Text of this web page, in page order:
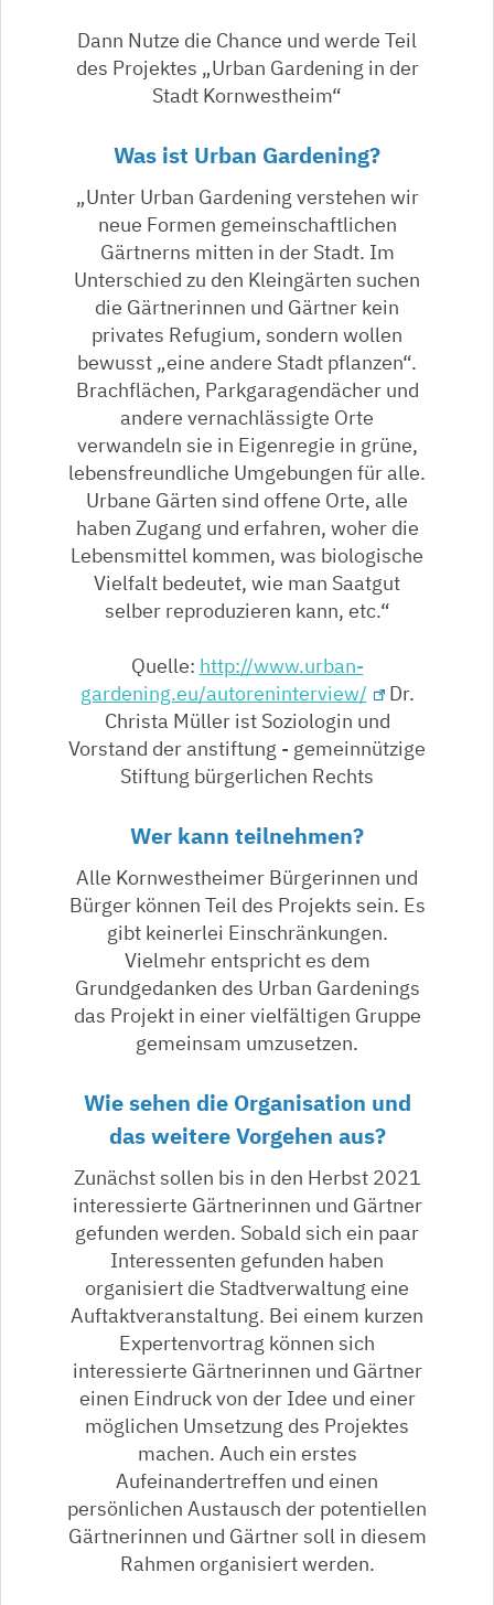
Dann Nutze die Chance und werde Teil
des Projektes „Urban Gardening in der
Stadt Kornwestheim“
Was ist Urban Gardening?
„Unter Urban Gardening verstehen wir
neue Formen gemeinschaftlichen
Gärtnerns mitten in der Stadt. Im
Unterschied zu den Kleingärten suchen
die Gärtnerinnen und Gärtner kein
privates Refugium, sondern wollen
bewusst „eine andere Stadt pflanzen“.
Brachflächen, Parkgaragendächer und
andere vernachlässigte Orte
verwandeln sie in Eigenregie in grüne,
lebensfreundliche Umgebungen für alle.
Urbane Gärten sind offene Orte, alle
haben Zugang und erfahren, woher die
Lebensmittel kommen, was biologische
Vielfalt bedeutet, wie man Saatgut
selber reproduzieren kann, etc.“
Quelle: http://www.urban-
gardening.eu/autoreninterview/
Dr.
Christa Müller ist Soziologin und
Vorstand der anstiftung - gemeinnützige
Stiftung bürgerlichen Rechts
Wer kann teilnehmen?
Alle Kornwestheimer Bürgerinnen und
Bürger können Teil des Projekts sein. Es
gibt keinerlei Einschränkungen.
Vielmehr entspricht es dem
Grundgedanken des Urban Gardenings
das Projekt in einer vielfältigen Gruppe
gemeinsam umzusetzen.
Wie sehen die Organisation und
das weitere Vorgehen aus?
Zunächst sollen bis in den Herbst 2021
interessierte Gärtnerinnen und Gärtner
gefunden werden. Sobald sich ein paar
Interessenten gefunden haben
organisiert die Stadtverwaltung eine
Auftaktveranstaltung. Bei einem kurzen
Expertenvortrag können sich
interessierte Gärtnerinnen und Gärtner
einen Eindruck von der Idee und einer
möglichen Umsetzung des Projektes
machen. Auch ein erstes
Aufeinandertreffen und einen
persönlichen Austausch der potentiellen
Gärtnerinnen und Gärtner soll in diesem
Rahmen organisiert werden.